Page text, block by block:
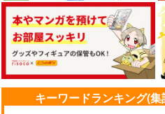
勝生勇利展開催のお知
らせ りべんじ！
ZODIAC
770円 （税込）
ヴィクトル×勝生勇利
サンプル
ミルク＆ハニ
944円（税込
ヴィクトル×
サン
カート
キーワードランキング(